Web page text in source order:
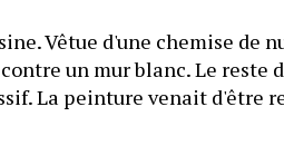
Vêtue d'une chemise de
un mur blanc. Le reste
La peinture venait d'être